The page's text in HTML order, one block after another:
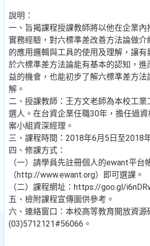
說明：
一、旨揭課程授課教師將以他在企業內
實務經驗，對六標準差改善方法論做介
的應用邏輯與工具的使用及理解，讓
於六標準差方法論能有基本的認知，進
益的機會，也能初步了解六標準差方法
解。
二、授課教師：王方文老師為本校工
選人。在台資企業任職30年，擔任過
案小組資深經理。
三、課程時間：2018年6月5日至2018
四、修課方式：
（一）請學員先註冊個人的ewant平台
（http://www.ewant.org）即可選課。
（二）課程網址：https://goo.gl/
五、檢附課程宣傳圖供參考。
六、連絡窗口：本校高等教育開放資源
(03)5712121#56066。